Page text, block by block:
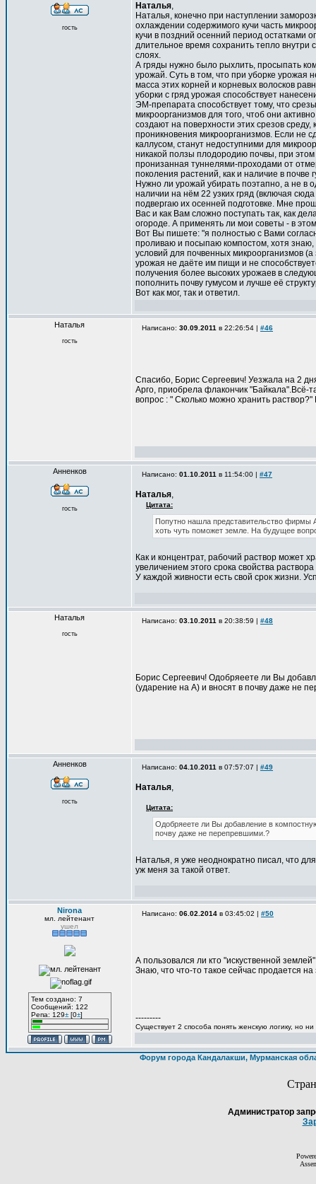
гость
Наталья,
Наталья, конечно при наступлении
охлаждении содержимого кучи часть
кучи в поздний осенний период остатками
длительное время сохранить тепло внутри
слоях.
А гряды нужно было рыхлить, просыпать
урожай. Суть в том, что при уборке урожая
масса этих корней и корневых волосков
уборки с гряд урожая способствует
ЭМ-препарата способствует тому, что
микроорганизмов для того, чтоб они
создают на поверхности этих срезов
проникновения микроорганизмов. Если не
каллусом, станут недоступними для
никакой ползы плодородию почвы, при этом
пронизанная туннелями-проходами от
поколения растений, как и наличие в почве
Нужно ли урожай убирать поэтапно, а не в
наличии на нём 22 узких гряд (включая
подвергаю их осенней подготовке. Мне
Вас и как Вам сложно поступать так, как
огороде. А применять ли мои советы - в
Вот Вы пишете: "я полностью с Вами
проливаю и посыпаю компостом, хотя
условий для почвенных микроорганизмов
урожая не даёте им пищи и не
получения более высоких урожаев в
пополнить почву гумусом и лучше её
Вот как мог, так и ответил.
Наталья
гость
Написано: 30.09.2011 в 22:26:54 | #46
Спасибо, Борис Сергеевич! Уезжала на 2
Арго, приобрела флакончик "Байкала".Всё-
вопрос : " Сколько можно хранить
Анненков
гость
Написано: 01.10.2011 в 11:54:00 | #47
Наталья,
Цитата:
Попутно нашла представительство фирмы
хоть чуть поможет земле. На будущее
Как и концентрат, рабочий раствор может
увеличением этого срока свойства
У каждой живности есть свой срок жизни.
Наталья
гость
Написано: 03.10.2011 в 20:38:59 | #48
Борис Сергеевич! Одобряеете ли Вы
(ударение на А) и вносят в почву даже не
Анненков
гость
Написано: 04.10.2011 в 07:57:07 | #49
Наталья,
Цитата:
Одобряеете ли Вы добавление в
почву даже не перепревшими.?
Наталья, я уже неоднократно писал, что
уж меня за такой ответ.
Nirona
мл. лейтенант
ушел
Тем создано: 7
Сообщений: 122
Репа: 129±[0±]
Написано: 06.02.2014 в 03:45:02 | #50
А пользовался ли кто "искуственной
Знаю, что что-то такое сейчас продается
---------
Существует 2 способа понять женскую логику, но
Форум города Кандалакши, Мурманская
Администратор